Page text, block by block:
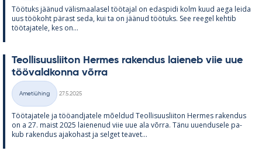
Töö­tuks jää­nud vä­lis­maa­la­sel töö­ta­jal on edas­pidi kolm kuud aega leida
uus töö­koht pä­rast seda, kui ta on jää­nud töö­tuks. See ree­gel keh­tib
töö­ta­ja­tele, kes on...
Teol­li­suus­lii­ton Her­mes ra­ken­dus lai­e­neb viie uue
töö­vald­konna võrra
Kategooriad
Ametiühing
27.5.2025
Töö­ta­ja­tele ja töö­and­ja­tele mõel­dud Teol­li­suus­lii­ton Her­mes ra­ken­dus
on a 27. maist 2025 lai­e­ne­nud viie uue ala võrra. Tänu uu­en­dusele pa­
kub ra­ken­dus aja­ko­hast ja sel­get tea­vet...